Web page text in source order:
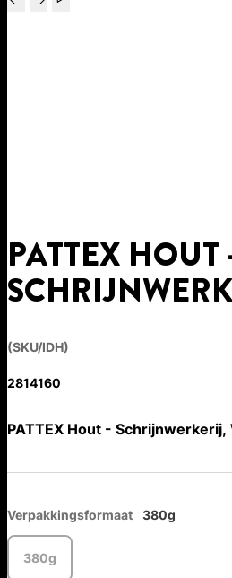
PATTEX HOUT
(SKU/IDH)
2814160
PATTEX Hout -
Verpakkingsformaat 380g
380g